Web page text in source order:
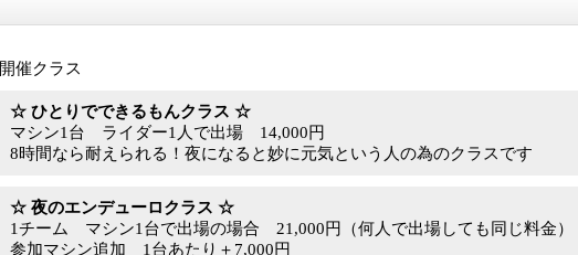
開催クラス
☆ ひとりでできるもんクラス ☆
マシン1台 ライダー1人で出場 14,000円
8時間なら耐えられる！夜になると妙に元気という人の為のクラスです
☆ 夜のエンデューロクラス ☆
1チーム マシン1台で出場の場合 21,000円（何人で出場しても同じ料金）
参加マシン追加 1台あたり＋7,000円